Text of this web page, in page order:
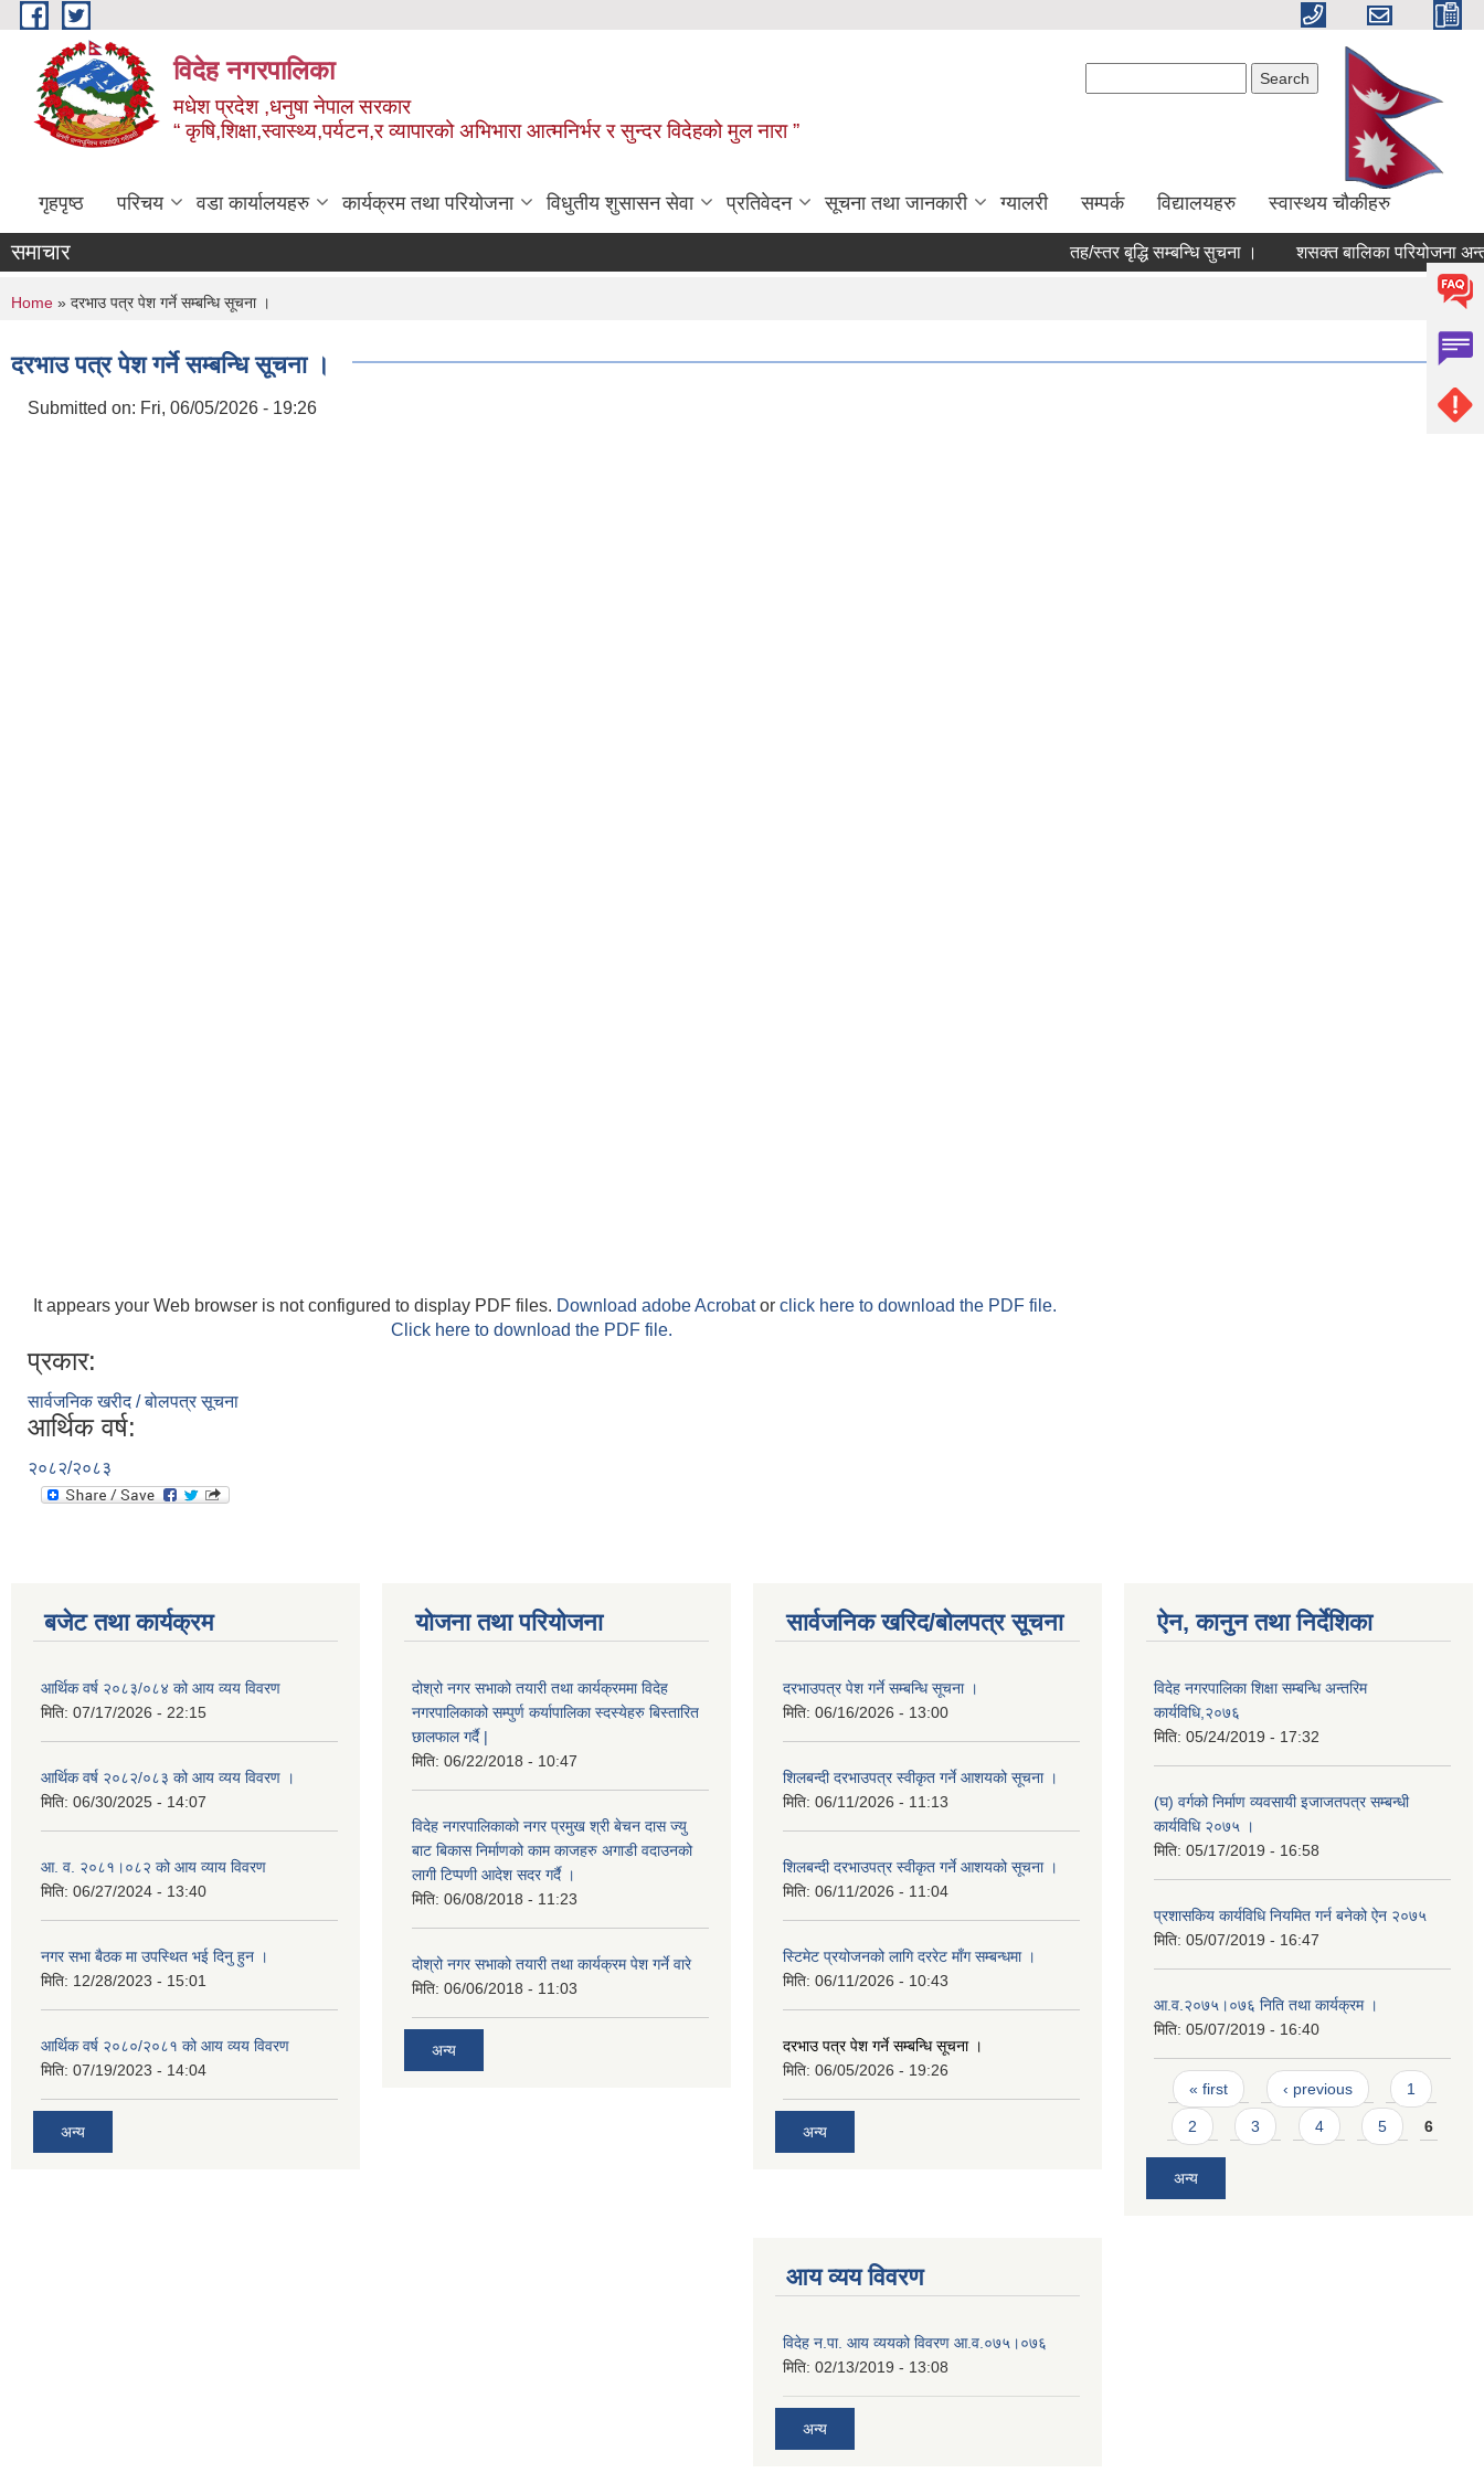
Skip to main content
विदेह नगरपालिका
मधेश प्रदेश ,धनुषा नेपाल सरकार
“ कृषि,शिक्षा,स्वास्थ्य,पर्यटन,र व्यापारको अभिभारा आत्मनिर्भर र सुन्दर विदेहको मुल नारा ”
गृहपृष्ठ परिचय वडा कार्यालयहरु कार्यक्रम तथा परियोजना विधुतीय शुसासन सेवा प्रतिवेदन सूचना तथा जानकारी ग्यालरी सम्पर्क विद्यालयहरु स्वास्थय चौकीहरु
समाचार तह/स्तर बृद्धि सम्बन्धि सुचना । शसक्त बालिका परियोजना
You are here
Home » दरभाउ पत्र पेश गर्ने सम्बन्धि सूचना ।
दरभाउ पत्र पेश गर्ने सम्बन्धि सूचना ।
Submitted on: Fri, 06/05/2026 - 19:26
It appears your Web browser is not configured to display PDF files. Download adobe Acrobator click here to download the PDF file.
Click here to download the PDF file.
प्रकार:
सार्वजनिक खरीद / बोलपत्र सूचना
आर्थिक वर्ष:
२०८२/२०८३
बजेट तथा कार्यक्रम
आर्थिक वर्ष २०८३/०८४ को आय व्यय विवरण
मिति: 07/17/2026 - 22:15
आर्थिक वर्ष २०८२/०८३ को आय व्यय विवरण ।
मिति: 06/30/2025 - 14:07
आ. व. २०८१।०८२ को आय व्याय विवरण
मिति: 06/27/2024 - 13:40
नगर सभा बैठक मा उपस्थित भई दिनु हुन ।
मिति: 12/28/2023 - 15:01
आर्थिक वर्ष २०८०/२०८१ को आय व्यय विवरण
मिति: 07/19/2023 - 14:04
अन्य
योजना तथा परियोजना
दोश्रो नगर सभाको तयारी तथा कार्यक्रममा विदेह
नगरपालिकाको सम्पुर्ण कर्यापालिका स्दस्येहरु बिस्तारित
छालफाल गर्दै |
मिति: 06/22/2018 - 10:47
विदेह नगरपालिकाको नगर प्रमुख श्री बेचन दास ज्यु
बाट बिकास निर्माणको काम काजहरु अगाडी वदाउनको
लागी टिप्पणी आदेश सदर गर्दै ।
मिति: 06/08/2018 - 11:23
दोश्रो नगर सभाको तयारी तथा कार्यक्रम पेश गर्ने वारे
मिति: 06/06/2018 - 11:03
अन्य
सार्वजनिक खरिद/बोलपत्र सूचना
दरभाउपत्र पेश गर्ने सम्बन्धि सूचना ।
मिति: 06/16/2026 - 13:00
शिलबन्दी दरभाउपत्र स्वीकृत गर्ने आशयको सूचना ।
मिति: 06/11/2026 - 11:13
शिलबन्दी दरभाउपत्र स्वीकृत गर्ने आशयको सूचना ।
मिति: 06/11/2026 - 11:04
स्टिमेट प्रयोजनको लागि दररेट माँग सम्बन्धमा ।
मिति: 06/11/2026 - 10:43
दरभाउ पत्र पेश गर्ने सम्बन्धि सूचना ।
मिति: 06/05/2026 - 19:26
अन्य
ऐन, कानुन तथा निर्देशिका
विदेह नगरपालिका शिक्षा सम्बन्धि अन्तरिम
कार्यविधि,२०७६
मिति: 05/24/2019 - 17:32
(घ) वर्गको निर्माण व्यवसायी इजाजतपत्र सम्बन्धी
कार्यविधि २०७५ ।
मिति: 05/17/2019 - 16:58
प्रशासकिय कार्यविधि नियमित गर्न बनेको ऐन २०७५
मिति: 05/07/2019 - 16:47
आ.व.२०७५।०७६ निति तथा कार्यक्रम ।
मिति: 05/07/2019 - 16:40
Pages
« first ‹ previous 1
2 3 4 5 6
अन्य
आय व्यय विवरण
विदेह न.पा. आय व्ययको विवरण आ.व.०७५।०७६
मिति: 02/13/2019 - 13:08
अन्य